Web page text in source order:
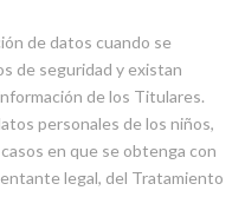
de datos cuando se
de seguridad y existan
de los Titulares.
personales de los niños,
en que se obtenga con
legal, del Tratamiento